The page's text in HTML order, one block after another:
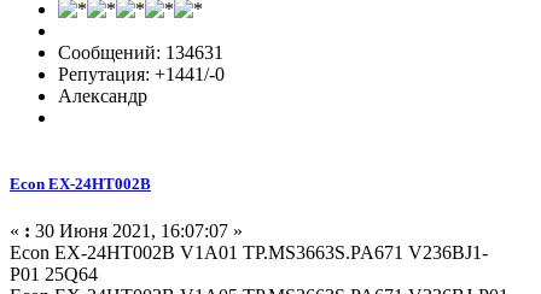
Сообщений: 134631
Репутация: +1441/-0
Александр
Econ EX-24HT002B
« : 30 Июня 2021, 16:07:07 »
Econ EX-24HT002B V1A01 TP.MS3663S.PA671 V236BJ1-
P01 25Q64